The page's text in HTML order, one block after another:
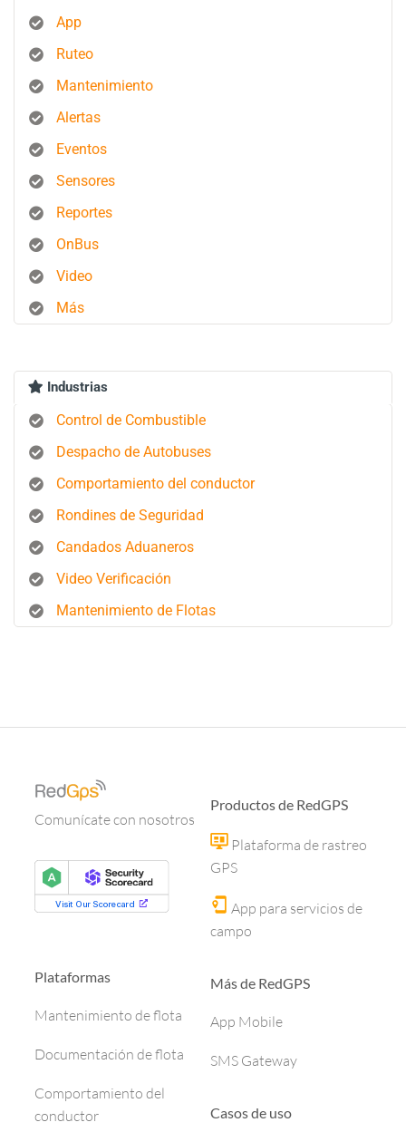
App
Ruteo
Mantenimiento
Alertas
Eventos
Sensores
Reportes
OnBus
Video
Más
Industrias
Control de Combustible
Despacho de Autobuses
Comportamiento del conductor
Rondines de Seguridad
Candados Aduaneros
Video Verificación
Mantenimiento de Flotas
Comunícate con nosotros
Plataformas
Mantenimiento de flota
Documentación de flota
Comportamiento del
conductor
Productos de RedGPS
Plataforma de rastreo
GPS
App para servicios de
campo
Más de RedGPS
App Mobile
SMS Gateway
Casos de uso